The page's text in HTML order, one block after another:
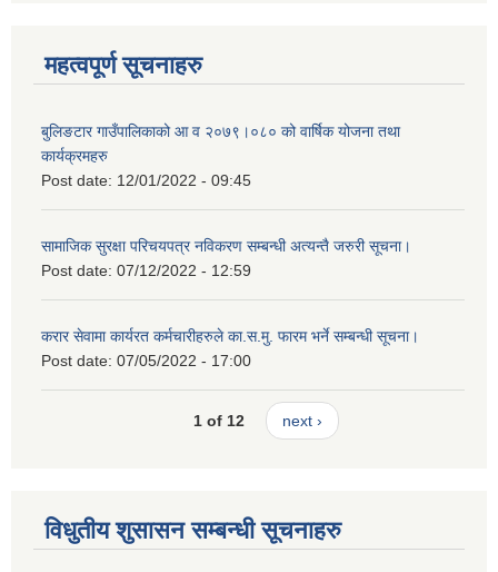
महत्वपूर्ण सूचनाहरु
बुलिङटार गाउँपालिकाको आ व २०७९।०८० को वार्षिक योजना तथा
कार्यक्रमहरु
Post date: 12/01/2022 - 09:45
सामाजिक सुरक्षा परिचयपत्र नविकरण सम्बन्धी अत्यन्तै जरुरी सूचना।
Post date: 07/12/2022 - 12:59
करार सेवामा कार्यरत कर्मचारीहरुले का.स.मु. फारम भर्ने सम्बन्धी सूचना।
Post date: 07/05/2022 - 17:00
1 of 12 next ›
विधुतीय शुसासन सम्बन्धी सूचनाहरु